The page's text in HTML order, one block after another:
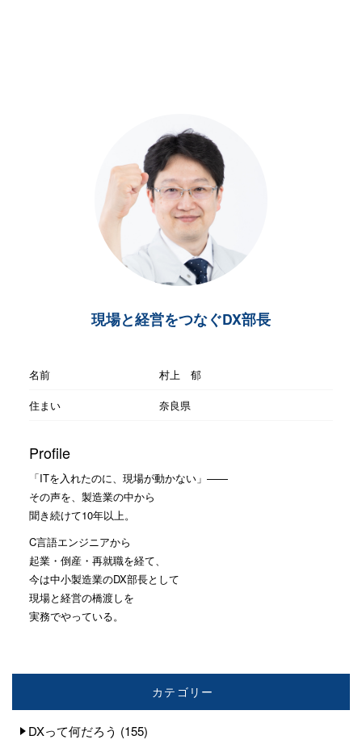
現場と経営をつなぐDX部長
名前
村上 郁
住まい
奈良県
Profile
「ITを入れたのに、現場が動かない」——
その声を、製造業の中から
聞き続けて10年以上。
C言語エンジニアから
起業・倒産・再就職を経て、
今は中小製造業のDX部長として
現場と経営の橋渡しを
実務でやっている。
カテゴリー
DXって何だろう (155)